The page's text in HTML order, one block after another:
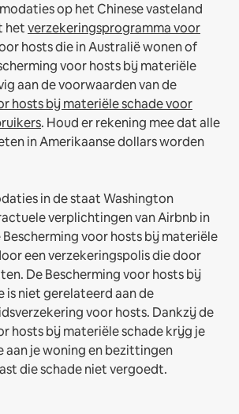
op het Chinese vasteland
hetverzekeringsprogramma voor
hosts die in Australië wonen of
voor hosts bij materiële
aan de voorwaarden van de
hosts bij materiële schade voor
. Houd er rekening mee dat alle
in Amerikaanse dollars worden
in de staat Washington
verplichtingen van Airbnb in
Bescherming voor hosts bij materiële
een verzekeringspolis die door
De Bescherming voor hosts bij
is niet gerelateerd aan de
voor hosts. Dankzij de
hosts bij materiële schade krijg je
aan je woning en bezittingen
die schade niet vergoedt.